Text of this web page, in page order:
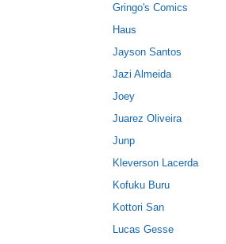
Gringo's Comics
Haus
Jayson Santos
Jazi Almeida
Joey
Juarez Oliveira
Junp
Kleverson Lacerda
Kofuku Buru
Kottori San
Lucas Gesse